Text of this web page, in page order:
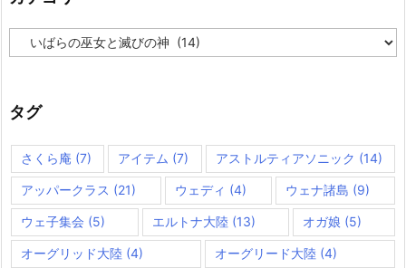
テ
ー
タグ
さくら庵 (7) アイテム (7) アストルティアソニック (14)
アッパークラス (21) ウェディ (4) ウェナ諸島 (9)
ウェ子集会 (5) エルトナ大陸 (13) オガ娘 (5)
オーグリッド大陸 (4) オーグリード大陸 (4)